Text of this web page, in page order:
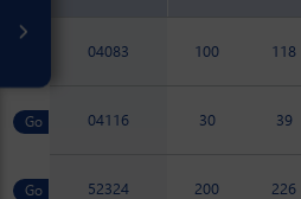
04083 100 118
04116 30 39
52324 200 226